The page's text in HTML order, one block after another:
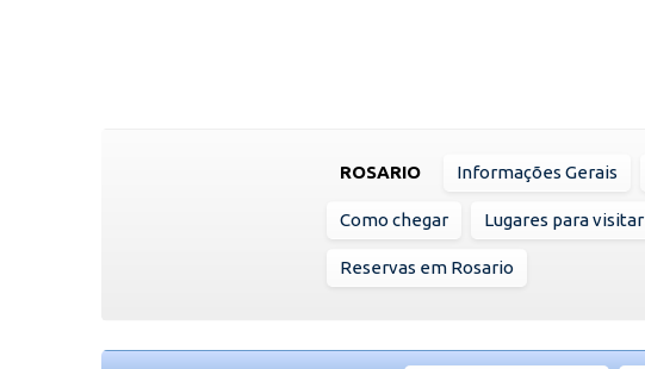
ROSARIO Informações Gerais
Como chegar Lugares para visitar
Reservas em Rosario